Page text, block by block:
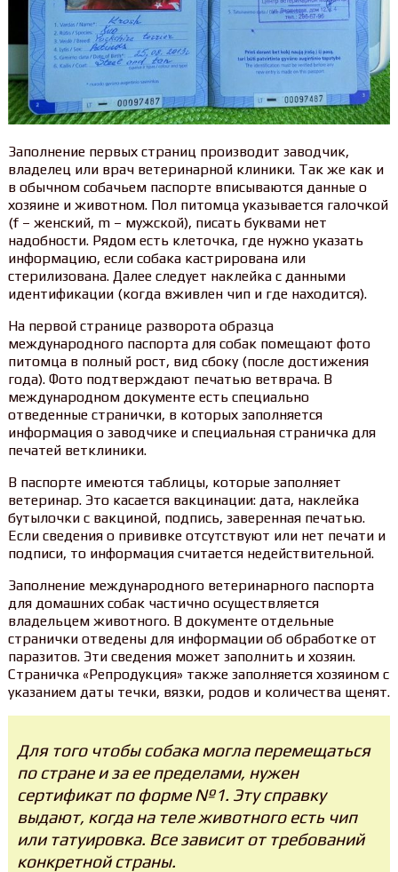
Заполнение первых страниц производит заводчик,
владелец или врач ветеринарной клиники. Так же как и
в обычном собачьем паспорте вписываются данные о
хозяине и животном. Пол питомца указывается галочкой
(f – женский, m – мужской), писать буквами нет
надобности. Рядом есть клеточка, где нужно указать
информацию, если собака кастрирована или
стерилизована. Далее следует наклейка с данными
идентификации (когда вживлен чип и где находится).
На первой странице разворота образца
международного паспорта для собак помещают фото
питомца в полный рост, вид сбоку (после достижения
года). Фото подтверждают печатью ветврача. В
международном документе есть специально
отведенные странички, в которых заполняется
информация о заводчике и специальная страничка для
печатей ветклиники.
В паспорте имеются таблицы, которые заполняет
ветеринар. Это касается вакцинации: дата, наклейка
бутылочки с вакциной, подпись, заверенная печатью.
Если сведения о прививке отсутствуют или нет печати и
подписи, то информация считается недействительной.
Заполнение международного ветеринарного паспорта
для домашних собак частично осуществляется
владельцем животного. В документе отдельные
странички отведены для информации об обработке от
паразитов. Эти сведения может заполнить и хозяин.
Страничка «Репродукция» также заполняется хозяином с
указанием даты течки, вязки, родов и количества щенят.
Для того чтобы собака могла перемещаться
по стране и за ее пределами, нужен
сертификат по форме №1. Эту справку
выдают, когда на теле животного есть чип
или татуировка. Все зависит от требований
конкретной страны.